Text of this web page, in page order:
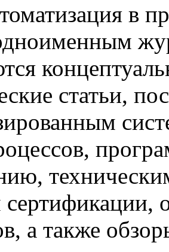
в
статьи,
а также